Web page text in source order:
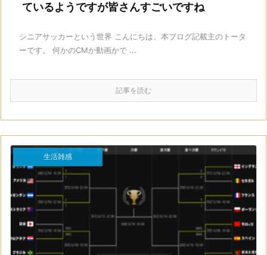
ているようですが皆さんすごいですね
シニアサッカーという世界 こんにちは、本ブログ記載主のトータ
ーです。 何かのCMか動画かで ...
記事を読む
生活雑感